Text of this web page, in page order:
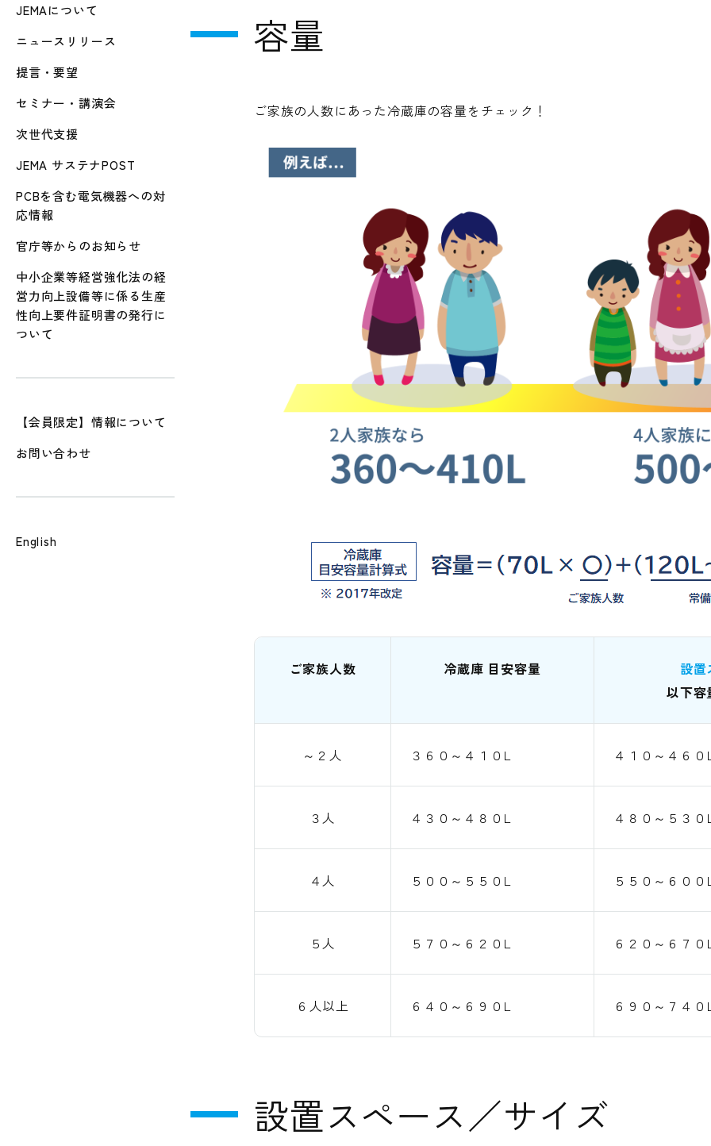
JEMAについて
ニュースリリース
提言・要望
セミナー・講演会
次世代支援
JEMA サステナPOST
PCBを含む電気機器への対
応情報
官庁等からのお知らせ
中小企業等経営強化法の経
営力向上設備等に係る生産
性向上要件証明書の発行に
ついて
【会員限定】情報について
お問い合わせ
English
容量
ご家族の人数にあった冷蔵庫の容量をチェック！
ご家族人数 冷蔵庫 目安容量
設置
以下容
～２人 ３６０～４１０L ４１０～４６０
３人 ４３０～４８０L ４８０～５３０
４人 ５００～５５０L ５５０～６００
５人 ５７０～６２０L ６２０～６７０
６人以上 ６４０～６９０L ６９０～７４０
設置スペース／サイズ